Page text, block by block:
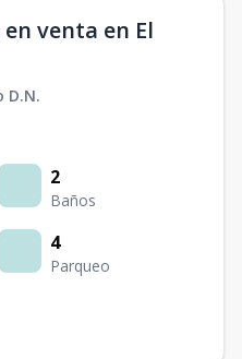
venta en El
D.N.
2
Baños
4
Parqueo